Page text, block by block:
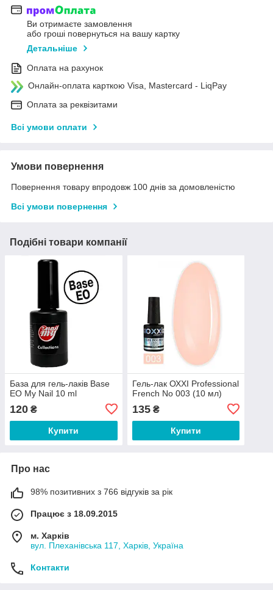
Ви отримаєте замовлення
або гроші повернуться на вашу картку
Детальніше
Оплата на рахунок
Онлайн-оплата карткою Visa, Mastercard - LiqPay
Оплата за реквізитами
Всі умови оплати
Умови повернення
Повернення товару впродовж 100 днів за домовленістю
Всі умови повернення
Подібні товари компанії
База для гель-лаків Base
EO My Nail 10 ml
120 ₴
Купити
Гель-лак ОХХІ Рrofessional
French No 003 (10 мл)
135₴
Купити
Про нас
98% позитивних з 766 відгуків за рік
Працює з 18.09.2015
м. Харків
вул. Плеханівська 117, Харків, Україна
Контакти